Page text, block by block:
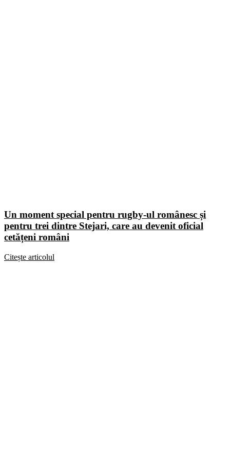
Un moment special pentru rugby-ul românesc și
pentru trei dintre Stejari, care au devenit oficial
cetățeni români
Citește articolul